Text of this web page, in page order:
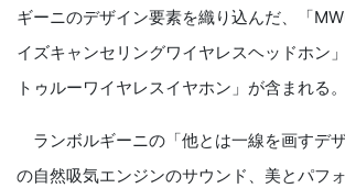
ギーニのデザイン要素を織り込んだ、「
イズキャンセリングワイヤレスヘッドホン
トゥルーワイヤレスイヤホン」が含まれる。
ランボルギーニの「他とは一線を画すデ
の自然吸気エンジンのサウンド、美とパフ